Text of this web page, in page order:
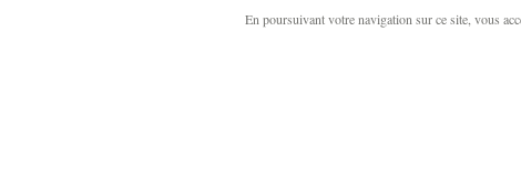
En poursuivant votre navigation sur ce site, vous